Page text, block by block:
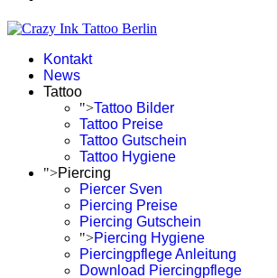
Kontakt
News
Tattoo
">Tattoo Bilder
Tattoo Preise
Tattoo Gutschein
Tattoo Hygiene
">Piercing
Piercer Sven
Piercing Preise
Piercing Gutschein
">Piercing Hygiene
Piercingpflege Anleitung
Download Piercingpflege